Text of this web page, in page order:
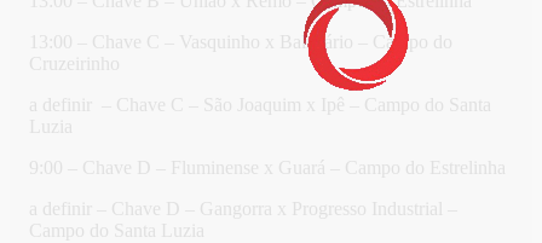
13:00 – Chave C – Vasquinho x Balneário – Campo do
Cruzeirinho
a definir – Chave C – São Joaquim x Ipê – Campo do Santa
Luzia
9:00 – Chave D – Fluminense x Guará – Campo do Estrelinha
a definir – Chave D – Gangorra x Progresso Industrial –
Campo do Santa Luzia